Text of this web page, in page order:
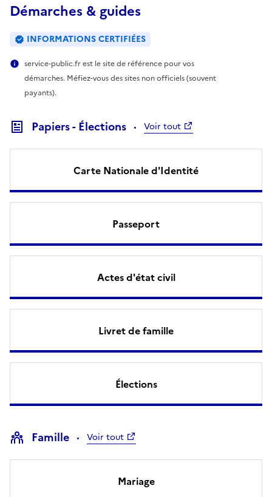
Démarches & guides
INFORMATIONS CERTIFIÉES
service-public.fr est le site de référence pour vos
démarches. Méfiez-vous des sites non officiels (souvent
payants).
Papiers - Élections Voir tout
Carte Nationale d'Identité
Passeport
Actes d'état civil
Livret de famille
Élections
Famille Voir tout
Mariage